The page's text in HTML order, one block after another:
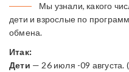
Мы узнали, какого
дети и взрослые по
обмена.
Итак:
Дети — 26 июля -09